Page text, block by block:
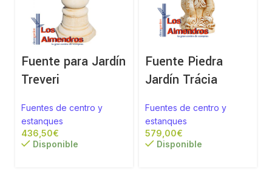
Fuente para Jardín
Treveri
Fuentes de centro y
estanques
€
Disponible
Fuente Piedra
Jardín Trácia
Fuentes de centro y
estanques
€
Disponible